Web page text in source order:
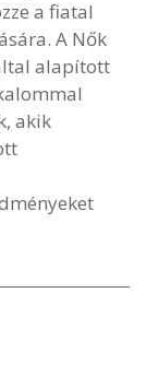
a fiatal
A Nők
alapított
akik